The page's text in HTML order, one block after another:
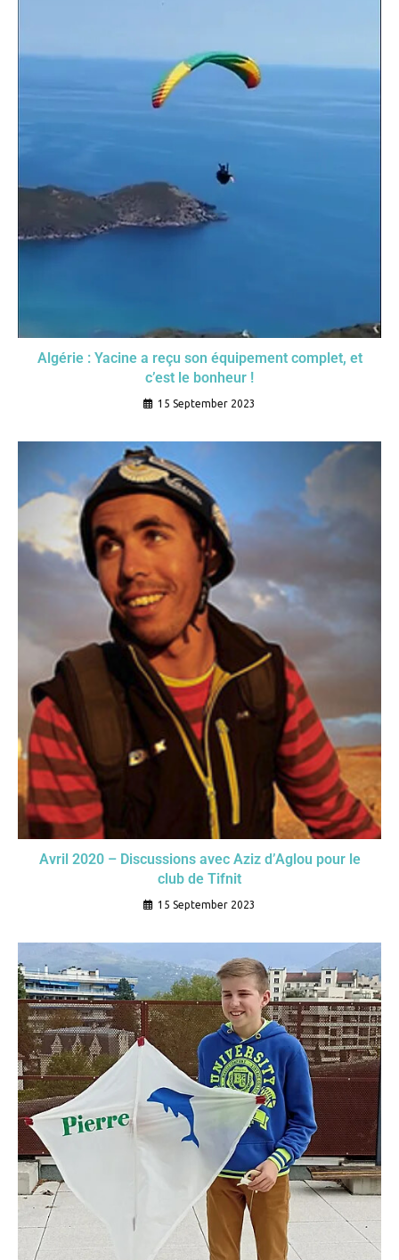
Algérie : Yacine a reçu son équipement complet, et
c’est le bonheur !
15 September 2023
Avril 2020 – Discussions avec Aziz d’Aglou pour le
club de Tifnit
15 September 2023